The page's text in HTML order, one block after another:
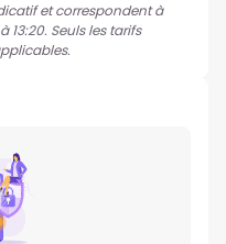
et correspondent à
13:20. Seuls les tarifs